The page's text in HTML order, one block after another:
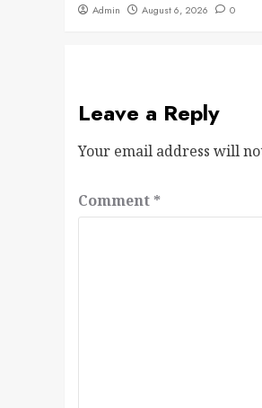
Admin August 6, 2026 0
Leave a Reply
Your email address will
Comment *